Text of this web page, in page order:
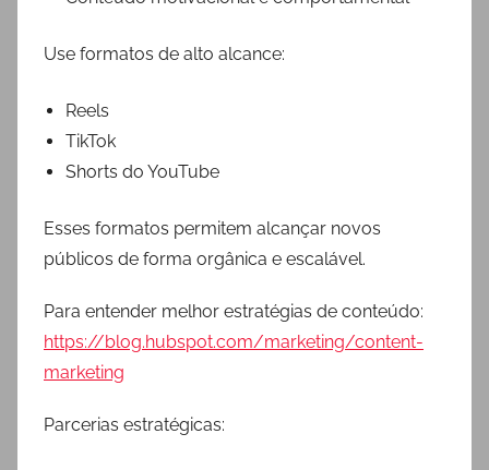
Use formatos de alto alcance:
Reels
TikTok
Shorts do YouTube
Esses formatos permitem alcançar novos
públicos de forma orgânica e escalável.
Para entender melhor estratégias de conteúdo:
https://blog.hubspot.com/marketing/content-
marketing
Parcerias estratégicas: